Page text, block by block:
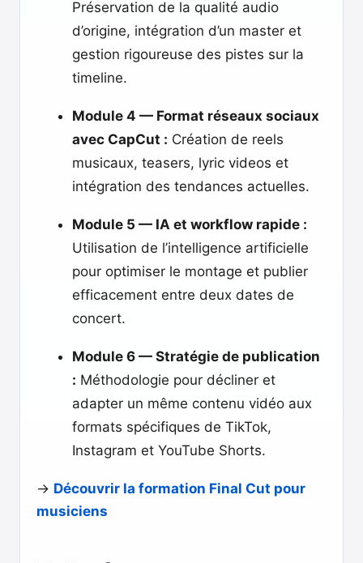
Préservation de la qualité audio
d’origine, intégration d’un master et
gestion rigoureuse des pistes sur la
timeline.
Module 4 — Format réseaux sociaux
avec CapCut : Création de reels
musicaux, teasers, lyric videos et
intégration des tendances actuelles.
Module 5 — IA et workflow rapide :
Utilisation de l’intelligence artificielle
pour optimiser le montage et publier
efficacement entre deux dates de
concert.
Module 6 — Stratégie de publication
: Méthodologie pour décliner et
adapter un même contenu vidéo aux
formats spécifiques de TikTok,
Instagram et YouTube Shorts.
→ Découvrir la formation Final Cut pour
musiciens